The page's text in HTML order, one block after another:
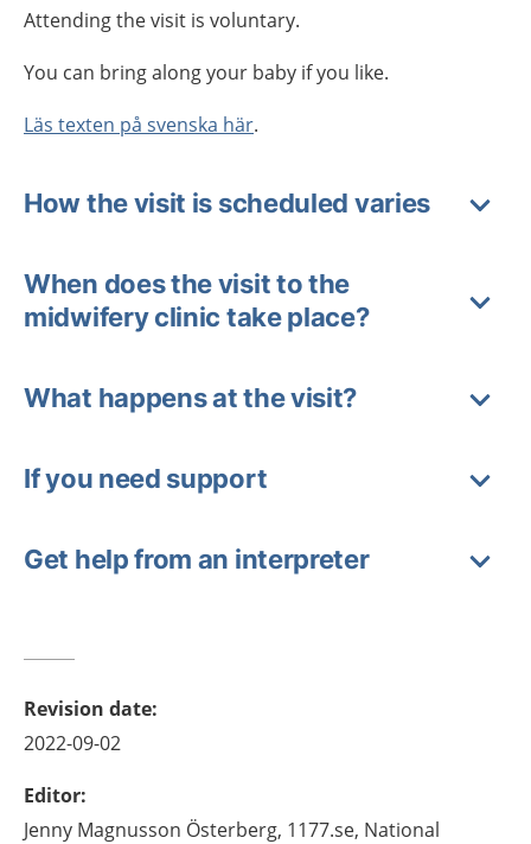
Attending the visit is voluntary.
You can bring along your baby if you like.
Läs texten på svenska här.
How the visit is scheduled varies
When does the visit to the
midwifery clinic take place?
What happens at the visit?
If you need support
Get help from an interpreter
Revision date:
2022-09-02
Editor:
Jenny Magnusson Österberg, 1177.se, National